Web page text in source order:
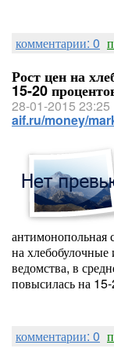
комментарии: 0
Рост цен на
15-20
28-01-2015 23:25
aif.ru/money/
антимонопольная
на
ведомства, в
повысилась на
комментарии: 0